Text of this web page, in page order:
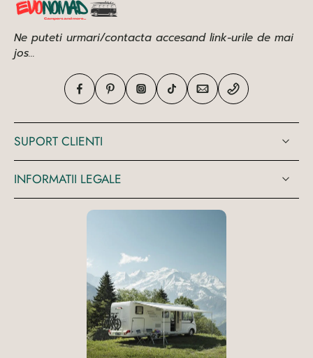
Ne puteti urmari/contacta accesand link-urile de mai
jos...
SUPORT CLIENTI
INFORMATII LEGALE